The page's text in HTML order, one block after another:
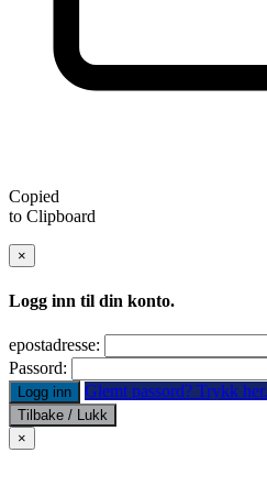
Copied
to Clipboard
×
Logg inn til din konto.
epostadresse:
Passord:
Logg inn Glemt passord? Trykk her.
Tilbake / Lukk
×